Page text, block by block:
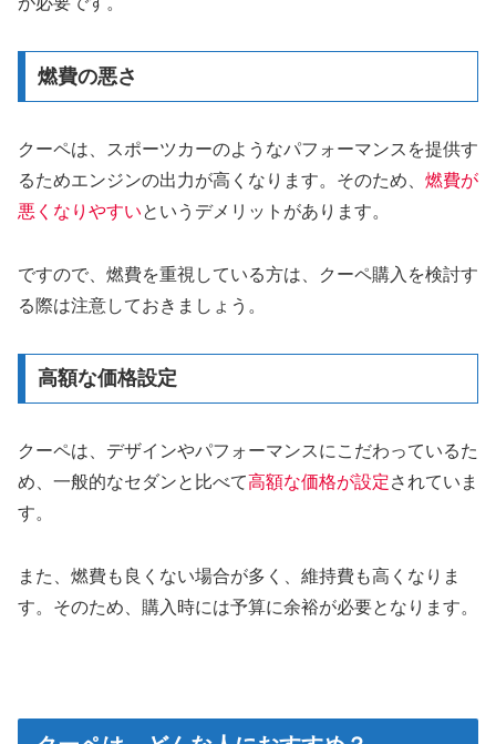
燃費の悪さ
クーペは、スポーツカーのようなパフォーマンスを提供す
るためエンジンの出力が高くなります。そのため、 燃費が
悪くなりやすいというデメリットがあります。
ですので、燃費を重視している方は、クーペ購入を検討す
る際は注意しておきましょう。
高額な価格設定
クーペは、デザインやパフォーマンスにこだわっているた
め、一般的なセダンと比べて高額な価格が設定されていま
す。
また、燃費も良くない場合が多く、維持費も高くなりま
す。そのため、購入時には予算に余裕が必要となります。